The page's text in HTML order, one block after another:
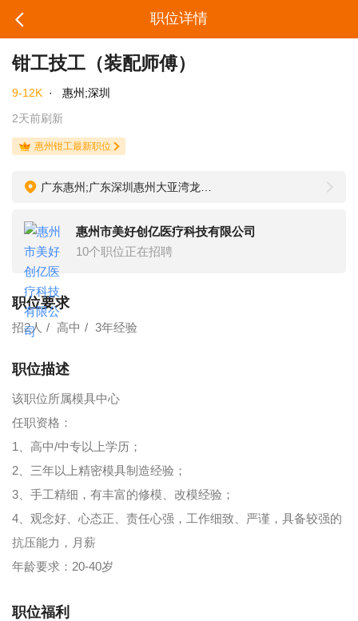
职位详情
钳工技工（装配师傅）
9-12K ·
惠州;深圳
2天前刷新
惠州钳工最新职位
惠州市美好创亿医疗科技有限公司
10个职位正在招聘
职位要求
招2人 高中 3年经验
职位描述
该职位所属模具中心
任职资格：
1、高中/中专以上学历；
2、三年以上精密模具制造经验；
3、手工精细，有丰富的修模、改模经验；
4、观念好、心态正、责任心强，工作细致、严谨，具备较强的
抗压能力，月薪
年龄要求：20-40岁
职位福利